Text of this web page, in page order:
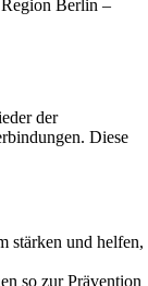
Berlin –
der
Diese
stärken und helfen,
so zur Prävention